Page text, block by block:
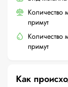
Количество
примут
Количество
примут
Как